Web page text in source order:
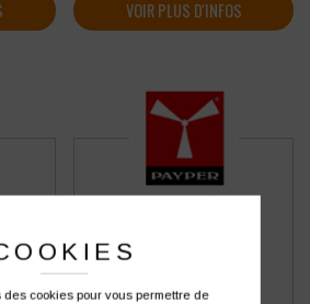
VOIR PLUS D'INFOS
des cookies pour vous permettre de